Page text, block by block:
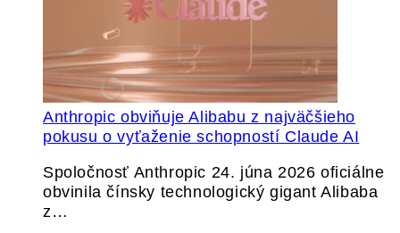
Anthropic obviňuje Alibabu z najväčšieho
pokusu o vyťaženie schopností Claude AI
Spoločnosť Anthropic 24. júna 2026 oficiálne
obvinila čínsky technologický gigant Alibaba
z…